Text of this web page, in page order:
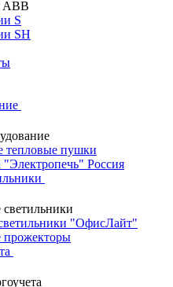
АВВ
S
SH
тепловые пушки
"Электропечь" Россия
"ОфисЛайт"
прожекторы